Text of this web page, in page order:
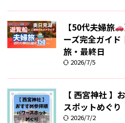
【50代夫婦旅
ーズ完全ガイ
旅・最終日
2026/7/5
【 西宮神社 】
スポットめぐり
2026/7/2